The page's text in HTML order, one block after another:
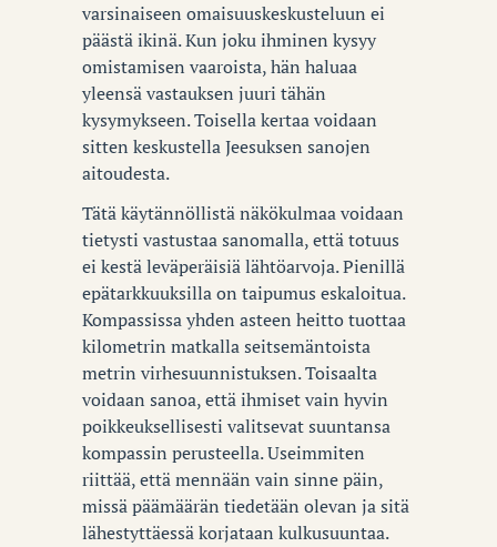
varsinaiseen omaisuuskeskusteluun ei
päästä ikinä. Kun joku ihminen kysyy
omistamisen vaaroista, hän haluaa
yleensä vastauksen juuri tähän
kysymykseen. Toisella kertaa voidaan
sitten keskustella Jeesuksen sanojen
aitoudesta.
Tätä käytännöllistä näkökulmaa voidaan
tietysti vastustaa sanomalla, että totuus
ei kestä leväperäisiä lähtöarvoja. Pienillä
epätarkkuuksilla on taipumus eskaloitua.
Kompassissa yhden asteen heitto tuottaa
kilometrin matkalla seitsemäntoista
metrin virhesuunnistuksen. Toisaalta
voidaan sanoa, että ihmiset vain hyvin
poikkeuksellisesti valitsevat suuntansa
kompassin perusteella. Useimmiten
riittää, että mennään vain sinne päin,
missä päämäärän tiedetään olevan ja sitä
lähestyttäessä korjataan kulkusuuntaa.